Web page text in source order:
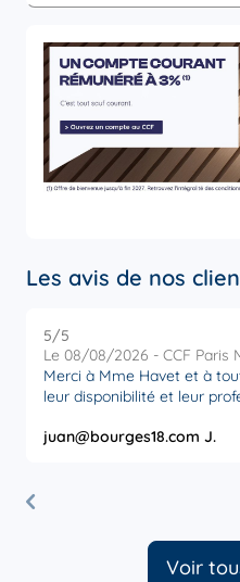
Les avis de nos
5/5
Le 08/08/2026 - CCF Paris
Merci à Mme Havet et à
leur disponibilité
juan@bourges18.com J.
Voir